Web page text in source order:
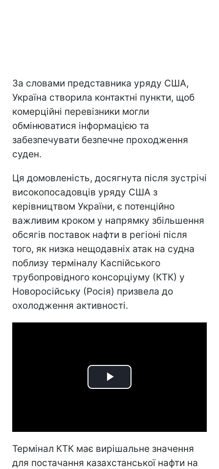
За словами представника уряду США,
Україна створила контактні пункти, щоб
комерційні перевізники могли
обмінюватися інформацією та
забезпечувати безпечне проходження
суден.
Ця домовленість, досягнута після зустрічі
високопосадовців уряду США з
керівництвом України, є потенційно
важливим кроком у напрямку збільшення
обсягів поставок нафти в регіоні після
того, як низка нещодавніх атак на судна
поблизу терміналу Каспійського
трубопровідного консорціуму (КТК) у
Новоросійську (Росія) призвела до
охолодження активності.
Play
Термінал КТК має вирішальне значення
для постачання казахстанської нафти на